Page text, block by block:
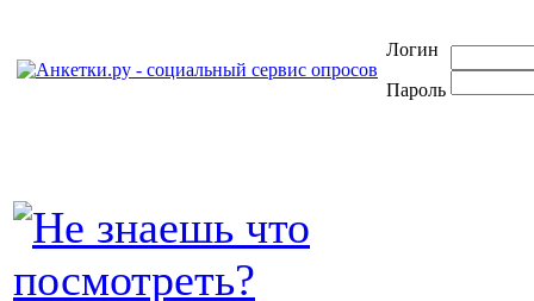
Логин
Пароль